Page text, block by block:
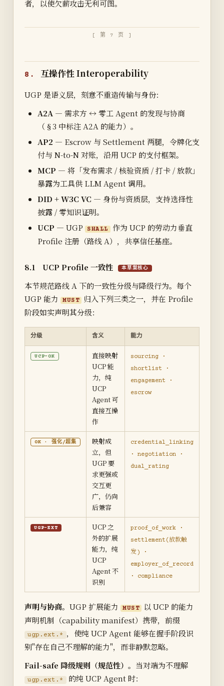
者，以使欠薪攻击无利可图。
[ 第 7 页 ]
8. 互操作性 Interoperability
UGP 是语义层，刻意不重造传输与身份：
A2A — 需求方 ↔ 零工 Agent 的发现与协商
（§3 中标注 A2A 的能力）。
AP2 — Escrow 与 Settlement 两腿，令牌化支
付与 N-to-N 对账，沿用 UCP 的支付框架。
MCP — 将「发布需求 / 核验资质 / 打卡 / 放款」
暴露为工具供 LLM Agent 调用。
DID + W3C VC — 身份与资质层，支持选择性
披露 / 零知识证明。
UCP — UGP SHALL 作为 UCP 的劳动力垂直
Profile 注册（路线 A），共享信任基座。
8.1 UCP Profile 一致性 本草案核心
本节规范路线 A 下的一致性分级与降级行为。每个
UGP 能力
MUST
归入下列三类之一，并在 Profile
阶段如实声明其分级：
分级 含义 能力
UCP-OK
直接映射
UCP 能
力，纯
UCP
Agent 可
直接互操
作
sourcing ·
shortlist ·
engagement ·
escrow
OK · 强化/超集
映射成
立，但
UGP 要
求更强或
交互更
广，仍向
后兼容
credential_linking
· negotiation ·
dual_rating
UGP-EXT
UCP 之
外的扩展
能力，纯
UCP
Agent 不
识别
proof_of_work ·
settlement(放款触
发) ·
employer_of_record
· compliance
声明与协商。 UGP 扩展能力 MUST
以 UCP 的能力
声明机制（capability manifest）携带，前缀
ugp.ext.*
，使纯 UCP Agent 能够在握手阶段识
别"存在自己不理解的能力"，而非静默忽略。
Fail-safe 降级规则（规范性）。 当对端为不理解
ugp.ext.* 的纯 UCP Agent 时：